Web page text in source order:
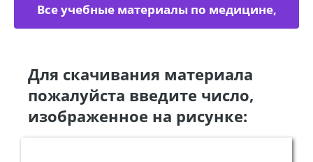
Все учебные материалы по медицине,
Для скачивания материала
пожалуйста введите число,
изображенное на рисунке: